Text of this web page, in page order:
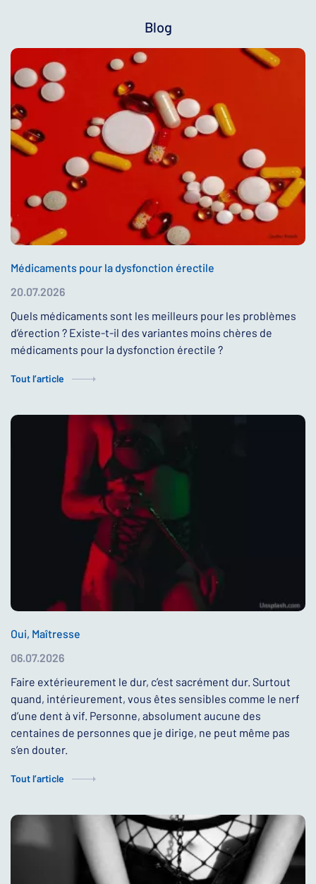
Blog
Médicaments pour la dysfonction érectile
20.07.2026
Quels médicaments sont les meilleurs pour les problèmes
d’érection ? Existe-t-il des variantes moins chères de
médicaments pour la dysfonction érectile ?
Tout l’article
Oui, Maîtresse
06.07.2026
Faire extérieurement le dur, c’est sacrément dur. Surtout
quand, intérieurement, vous êtes sensibles comme le nerf
d’une dent à vif. Personne, absolument aucune des
centaines de personnes que je dirige, ne peut même pas
s’en douter.
Tout l’article